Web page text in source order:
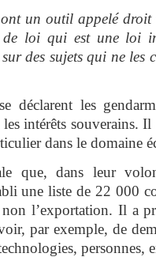
ont un outil appelé
loi qui est une loi
des sujets qui ne les
déclarent les
intérêts souverains.
dans le domaine
que, dans leur
une liste de 22 000
l’exportation. Il a
par exemple, de
personnes,